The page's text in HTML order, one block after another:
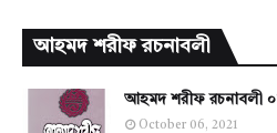
আহমদ শরীফ রচনাবলী
আহমদ শরীফ রচনাবলী
October 06, 2021